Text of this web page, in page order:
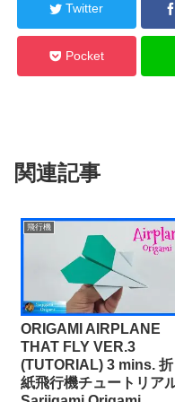
Twitter
Pocket
関連記事
飛行機
ORIGAMI AIRPLANE
THAT FLY VER.3
(TUTORIAL) 3 mins. 折
紙飛行機チュートリア